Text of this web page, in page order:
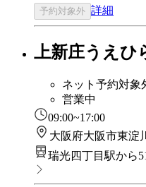
予約対象外 詳細
上新庄うえひ
ネット予約対象
営業中
09:00~17:00
大阪府大阪市東淀
瑞光四丁目駅から